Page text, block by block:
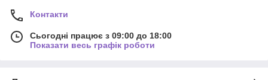
Контакти
Сьогодні працює з 09:00 до 18:00
Показати весь графік роботи